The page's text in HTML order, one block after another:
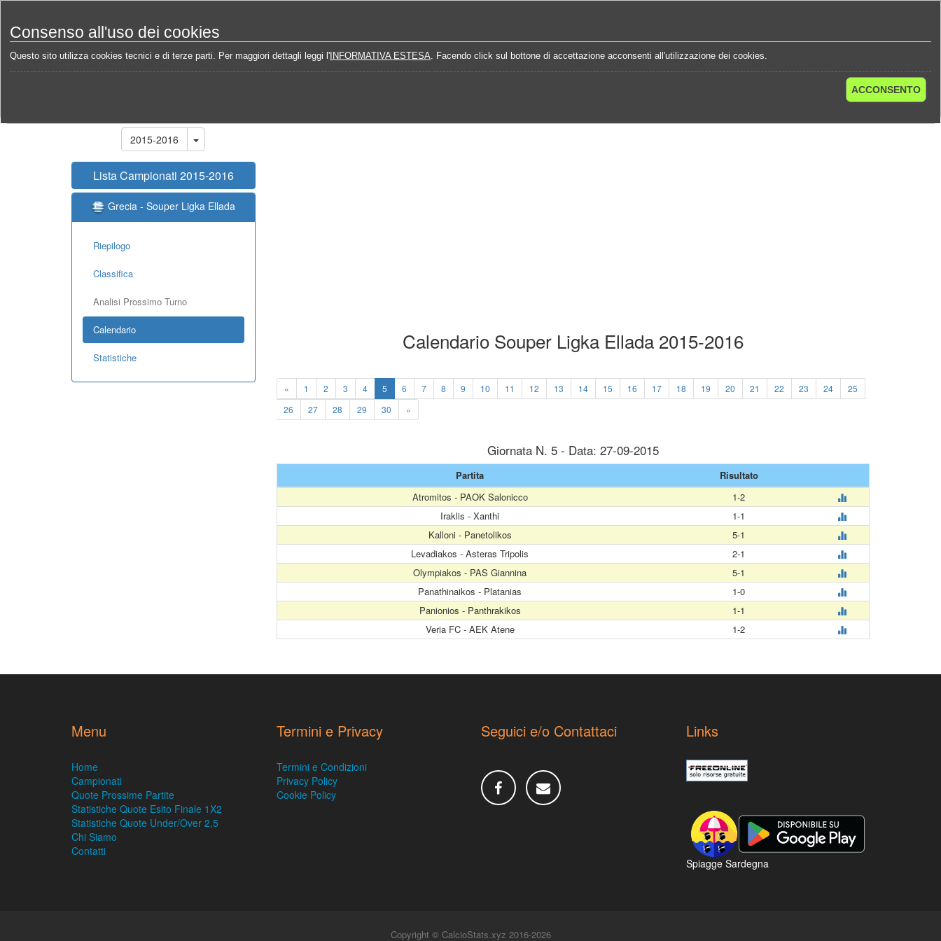
Consenso all'uso dei cookies
Questo sito utilizza cookies tecnici e di terze parti. Per maggiori dettagli leggi l' INFORMATIVA ESTESA. Facendo click sul bottone di accettazione acconsenti all'utilizzazione dei cookies.
ACCONSENTO
Home Campionati Grecia - Souper Ligka Ellada 2015-2016 Calendario
2015-2016
Lista Campionati 2015-2016
Grecia - Souper Ligka Ellada
Riepilogo
Classifica
Analisi Prossimo Turno
Calendario
Statistiche
Calendario Souper Ligka Ellada 2015-2016
« 1 2 3 4 5 6 7 8 9 10 11 12 13 14 15 16 17 18 19 20 21 22 23 24
25
26
27 28 29 30 »
Giornata N. 5 - Data: 27-09-2015
Partita
Risultato
Atromitos - PAOK Salonicco
1-2
Iraklis - Xanthi
1-1
Kalloni - Panetolikos
5-1
Levadiakos - Asteras Tripolis
2-1
Olympiakos - PAS Giannina
5-1
Panathinaikos - Platanias
1-0
Panionios - Panthrakikos
1-1
Veria FC - AEK Atene
1-2
Menu
Home
Campionati
Quote Prossime Partite
Statistiche Quote Esito Finale 1X2
Statistiche Quote Under/Over 2,5
Chi Siamo
Contatti
Termini e Privacy
Termini e Condizioni
Privacy Policy
Cookie Policy
Seguici e/o Contattaci Links
Spiagge Sardegna
Copyright © CalcioStats.xyz 2016-2026